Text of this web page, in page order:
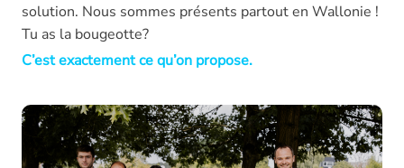
solution. Nous sommes présents partout en Wallonie !
Tu as la bougeotte?
C’est exactement ce qu’on propose.